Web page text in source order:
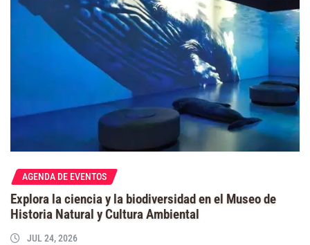
AGENDA DE EVENTOS
Explora la ciencia y la biodiversidad en el Museo de
Historia Natural y Cultura Ambiental
JUL 24, 2026